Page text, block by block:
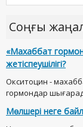
Соңғы
«Махаббат
жетіспеушілігі?
Окситоцин -
гормондар
Мөлшері неге